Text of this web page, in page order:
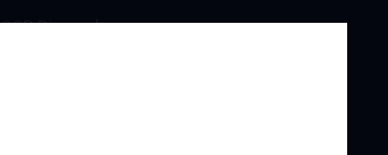
CCP Ringvorlesung